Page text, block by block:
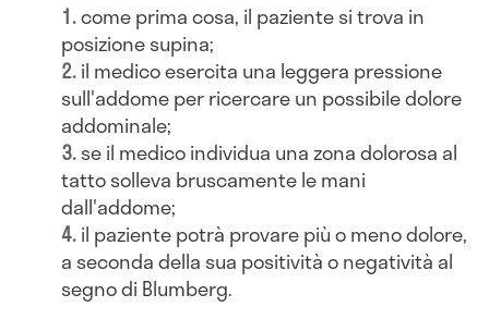
come prima cosa, il paziente si trova in
posizione supina;
il medico esercita una leggera pressione
sull'addome per ricercare un possibile dolore
addominale;
se il medico individua una zona dolorosa al
tatto solleva bruscamente le mani
dall'addome;
il paziente potrà provare più o meno dolore,
a seconda della sua positività o negatività al
segno di Blumberg.